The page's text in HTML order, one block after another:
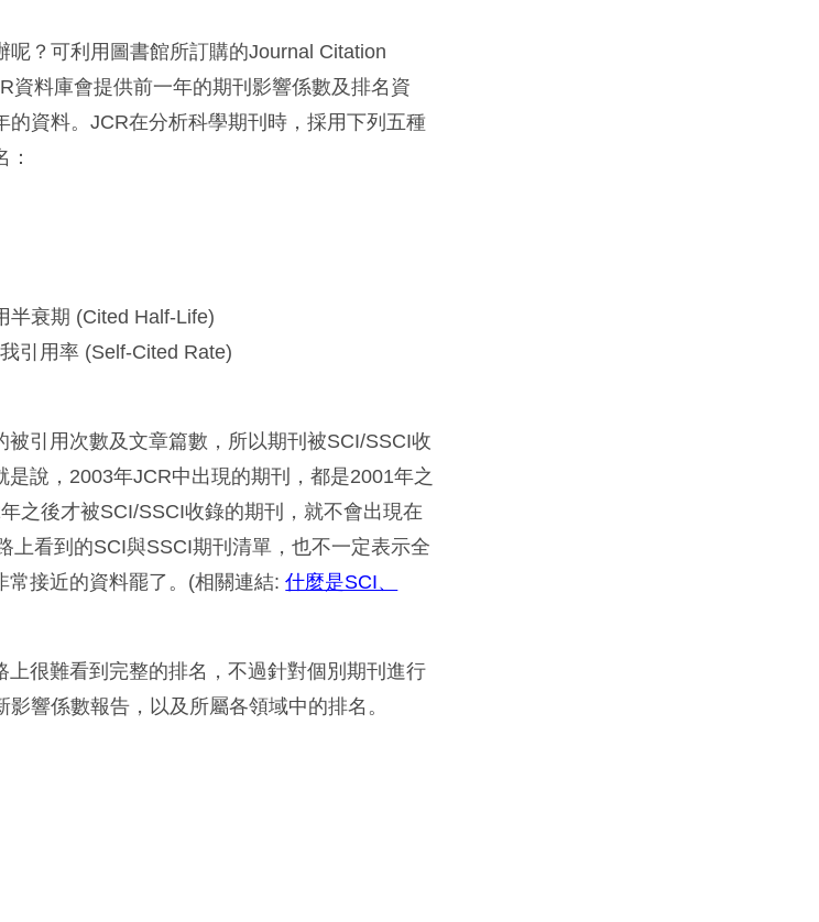
？可利用圖書館所訂購的Journal Citation
資料庫會提供前一年的期刊影響係數及排名資
資料。JCR在分析科學期刊時，採用下列五種
半衰期 (Cited Half-Life)
引用率 (Self-Cited Rate)
引用次數及文章篇數，所以期刊被SCI/SSCI收
說，2003年JCR中出現的期刊，都是2001年之
之後才被SCI/SSCI收錄的期刊，就不會出現在
上看到的SCI與SSCI期刊清單，也不一定表示全
常接近的資料罷了。(相關連結:什麼是SCI、
很難看到完整的排名，不過針對個別期刊進行
響係數報告，以及所屬各領域中的排名。